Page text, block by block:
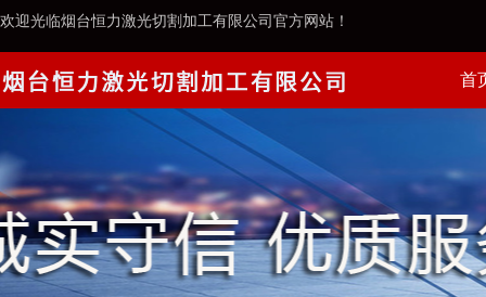
欢迎光临烟台恒力激光切割加工有限公司官方网站！
首